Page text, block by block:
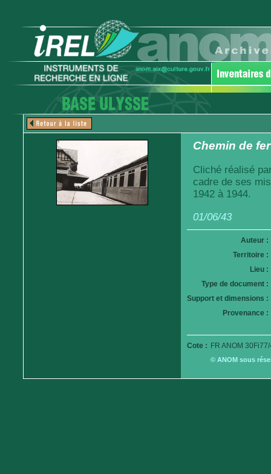
Chemin de
Cliché réalisé
cadre de ses
1942 à 1944.
01/06/43
Auteur :
Territoire :
Lieu :
Type de document :
Support et dimensions :
Provenance :
Cote : FR ANOM
© ANOM sous